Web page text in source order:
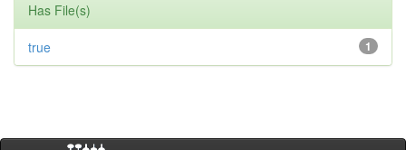
Has File(s)
1
true